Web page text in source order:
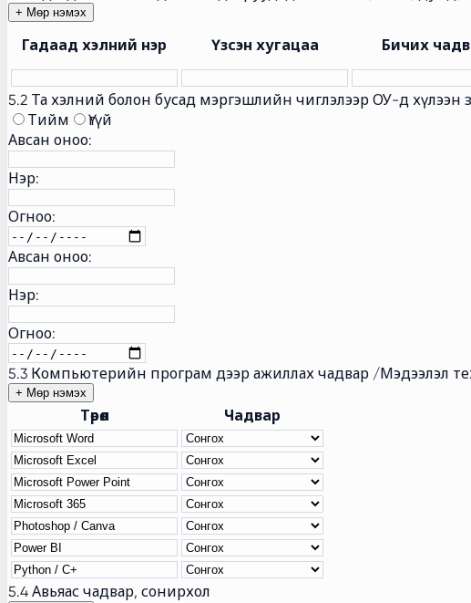
+ Мөр нэмэх
Гадаад хэлний нэр Үзсэн хугацаа Бичих
5.2 Та хэлний болон бусад мэргэшлийн чиглэлээр ОУ-д хүлээн
Тийм
Үгүй
Авсан оноо:
Нэр:
Огноо:
Авсан оноо:
Нэр:
Огноо:
5.3 Компьютерийн програм дээр ажиллах чадвар /Мэдээлэл
+ Мөр нэмэх
Төрөл Чадвар
5.4 Авьяас чадвар, сонирхол